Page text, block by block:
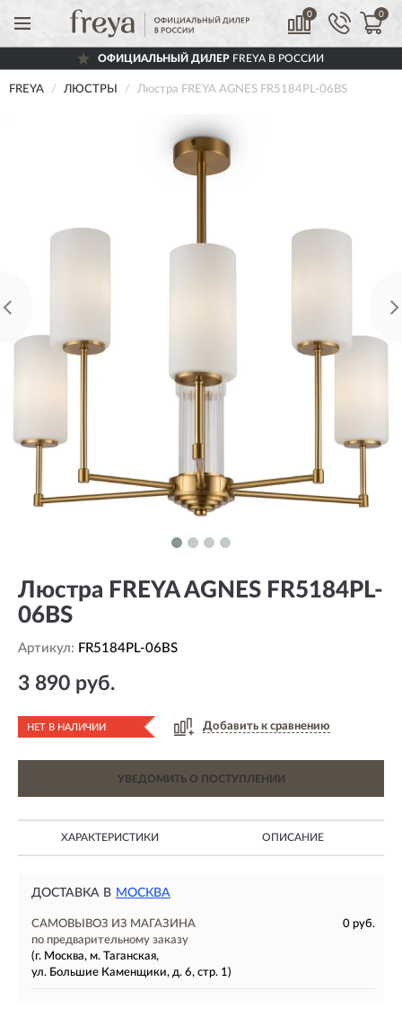
0 0
ОФИЦИАЛЬНЫЙ ДИЛЕРFREYA В РОССИИ
FREYA ЛЮСТРЫ Люстра FREYA AGNES FR5184PL-06BS
Люстра FREYA AGNES FR5184PL-
06BS
Артикул: FR5184PL-06BS
3 890 руб.
НЕТ В НАЛИЧИИ Добавить к сравнению
УВЕДОМИТЬ О ПОСТУПЛЕНИИ
ХАРАКТЕРИСТИКИ ОПИСАНИЕ
ДОСТАВКА В МОСКВА
САМОВЫВОЗ ИЗ МАГАЗИНА
0 руб.
по предварительному заказу
(г. Москва, м. Таганская,
ул. Большие Каменщики, д. 6, стр. 1)